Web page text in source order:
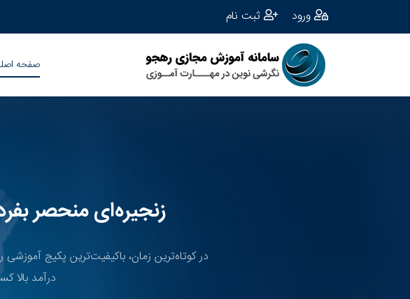
ورود ثبت نام
صفحه
زنجیره‌ای منحصر
در کوتاه‌ترین زمان، باکیفیت‌ترین پکیج آموزشی
درآمد بالا